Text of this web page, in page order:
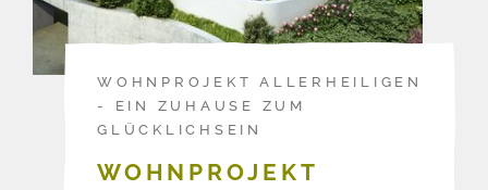
WOHNPROJEKT ALLERHEILIGEN
- EIN ZUHAUSE ZUM
GLÜCKLICHSEIN
WOHNPROJEKT